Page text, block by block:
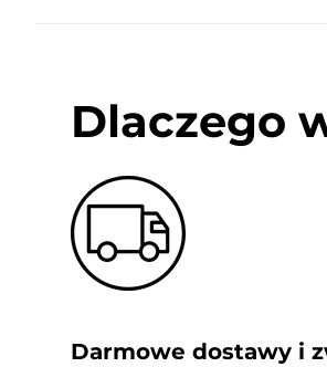
Dlaczego
Darmowe dostawy i